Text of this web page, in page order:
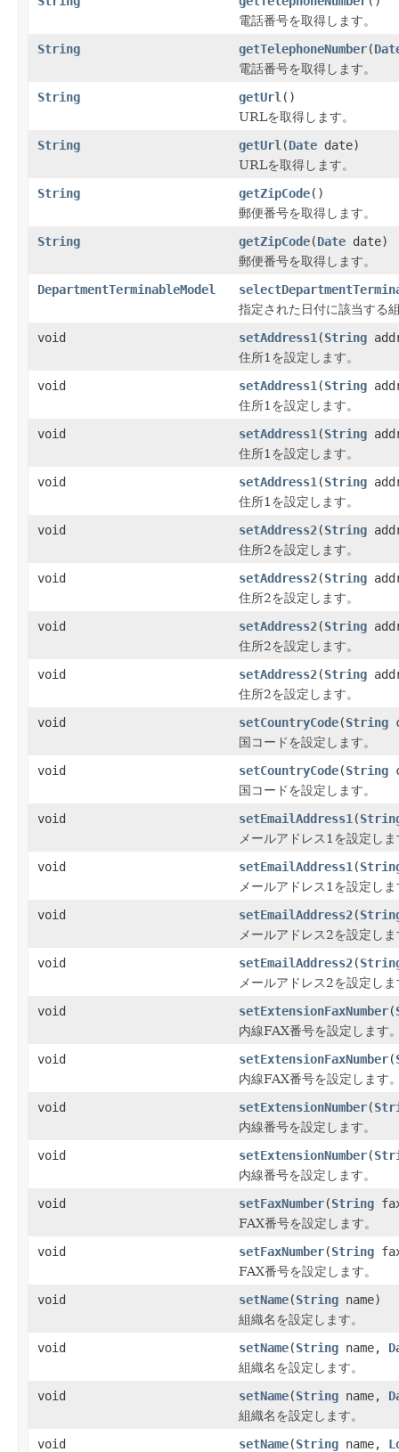
電話番号を取得します。
String
getTelephoneNumber(
電話番号を取得します。
String
getUrl ()
URLを取得します。
String
getUrl (Date date)
URLを取得します。
String
getZipCode()
郵便番号を取得します。
String
getZipCode(Date date)
郵便番号を取得します。
DepartmentTerminableModel
指定された日付に該当する
void
setAddress1 (String
住所1を設定します。
void
setAddress1 (String
住所1を設定します。
void
setAddress1 (String
住所1を設定します。
void
setAddress1 (String
住所1を設定します。
void
setAddress2(String
住所2を設定します。
void
setAddress2(String
住所2を設定します。
void
setAddress2(String
住所2を設定します。
void
setAddress2(String
住所2を設定します。
void
setCountryCode(String
国コードを設定します。
void
setCountryCode(String
国コードを設定します。
void
setEmailAddress1 (
メールアドレス1を設定し
void
setEmailAddress1 (
メールアドレス1を設定し
void
setEmailAddress2(
メールアドレス2を設定し
void
setEmailAddress2(
メールアドレス2を設定し
void
setExtensionFaxNumber(
内線FAX番号を設定します
void
setExtensionFaxNumber(
内線FAX番号を設定します
void
setExtensionNumber(
内線番号を設定します。
void
setExtensionNumber(
内線番号を設定します。
void
setFaxNumber(String
FAX番号を設定します。
void
setFaxNumber(String
FAX番号を設定します。
void
setName(String name)
組織名を設定します。
void
setName(String name,
組織名を設定します。
void
setName(String name,
組織名を設定します。
void
setName(String name,